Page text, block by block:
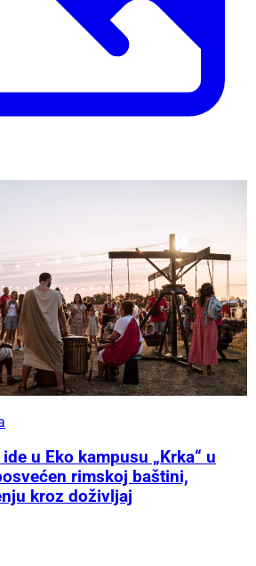
u Eko kampusu „Krka“ u
rimskoj baštini,
kroz doživljaj